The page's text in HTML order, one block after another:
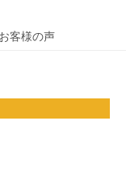
客様の声